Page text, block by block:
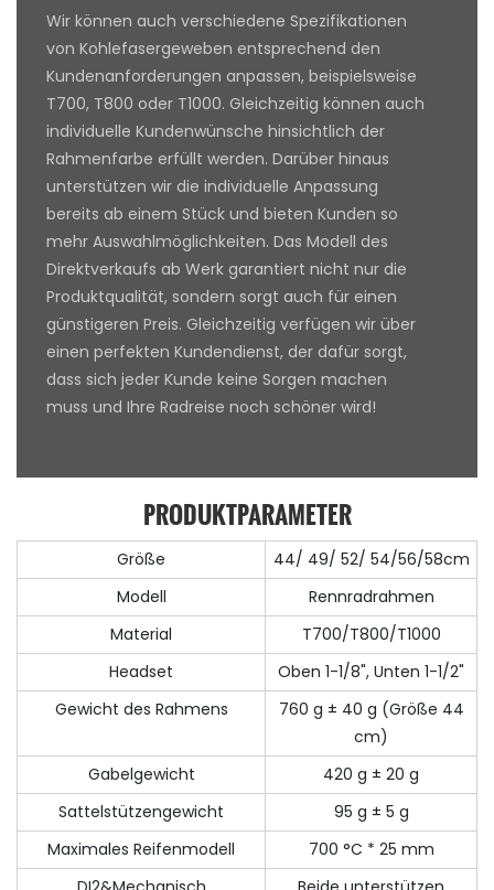
Wir können auch verschiedene Spezifikationen
von Kohlefasergeweben entsprechend den
Kundenanforderungen anpassen, beispielsweise
T700, T800 oder T1000. Gleichzeitig können auch
individuelle Kundenwünsche hinsichtlich der
Rahmenfarbe erfüllt werden. Darüber hinaus
unterstützen wir die individuelle Anpassung
bereits ab einem Stück und bieten Kunden so
mehr Auswahlmöglichkeiten. Das Modell des
Direktverkaufs ab Werk garantiert nicht nur die
Produktqualität, sondern sorgt auch für einen
günstigeren Preis. Gleichzeitig verfügen wir über
einen perfekten Kundendienst, der dafür sorgt,
dass sich jeder Kunde keine Sorgen machen
muss und Ihre Radreise noch schöner wird!
PRODUKTPARAMETER
Größe
44/ 49/ 52/ 54/56/58cm
Modell
Rennradrahmen
Material
T700/T800/T1000
Headset
Oben 1-1/8", Unten 1-1/2"
Gewicht des Rahmens
760 g ± 40 g (Größe 44
cm)
Gabelgewicht
420 g ± 20 g
Sattelstützengewicht
95 g ± 5 g
Maximales Reifenmodell
700 °C * 25 mm